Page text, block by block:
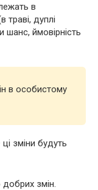
в
траві, дуплі
шанс, ймовірність
в особистому
зміни будуть
змін.